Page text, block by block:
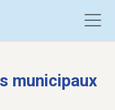
municipaux